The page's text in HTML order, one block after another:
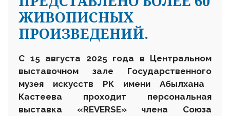
ЖИВОПИСНЫХ
ПРОИЗВЕДЕНИЙ.
С 15 августа 2025 года в Центральном
выставочном зале Государственного
музея искусств РК имени Абылхана
Кастеева проходит персональная
выставка «REVERSE» члена Союза